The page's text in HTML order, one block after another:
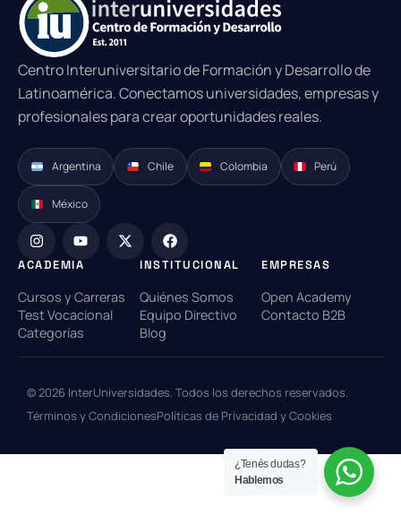
Centro Interuniversitario de Formación y Desarrollo de
Latinoamérica. Conectamos universidades, empresas y
profesionales para crear oportunidades reales.
Argentina Chile Colombia Perú
México
ACADEMIA
Cursos y Carreras
Test Vocacional
Categorías
INSTITUCIONAL
Quiénes Somos
Equipo Directivo
Blog
EMPRESAS
Open Academy
Contacto B2B
© 2026 InterUniversidades. Todos los derechos reservados.
Términos y CondicionesPolíticas de Privacidad y Cookies
¿Tenés dudas?
Hablemos